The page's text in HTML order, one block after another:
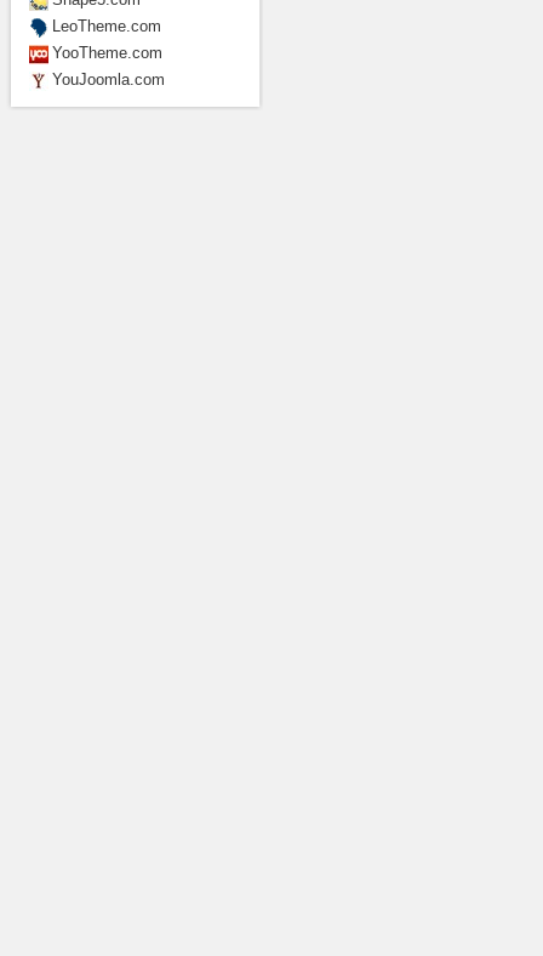
LeoTheme.com
YooTheme.com
YouJoomla.com